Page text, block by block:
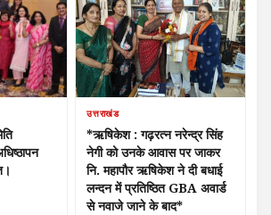
उत्तराखंड
*ऋषिकेश : गढ़रत्न नरेन्द्र सिंह
नेगी को उनके आवास पर जाकर
नि. महापौर ऋषिकेश ने दी बधाई
लन्दन में प्रतिष्ठित GBA अवार्ड
से नवाजे जाने के बाद*